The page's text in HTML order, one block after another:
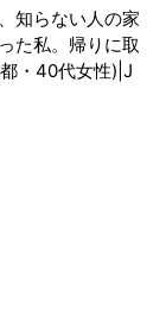
知らない人の家
た私。帰りに取
・40代女性)|J